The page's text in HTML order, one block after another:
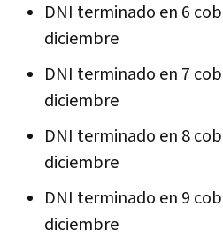
DNI terminado en 6
diciembre
DNI terminado en 7
diciembre
DNI terminado en 8
diciembre
DNI terminado en 9
diciembre